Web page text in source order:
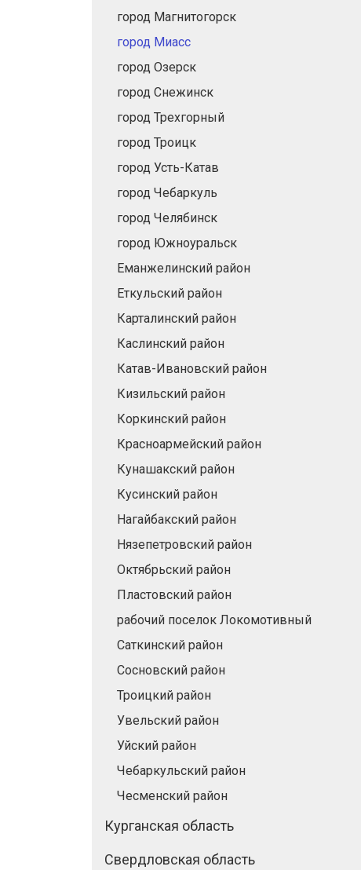
город Магнитогорск
город Миасс
город Озерск
город Снежинск
город Трехгорный
город Троицк
город Усть-Катав
город Чебаркуль
город Челябинск
город Южноуральск
Еманжелинский район
Еткульский район
Карталинский район
Каслинский район
Катав-Ивановский район
Кизильский район
Коркинский район
Красноармейский район
Кунашакский район
Кусинский район
Нагайбакский район
Нязепетровский район
Октябрьский район
Пластовский район
рабочий поселок Локомотивный
Саткинский район
Сосновский район
Троицкий район
Увельский район
Уйский район
Чебаркульский район
Чесменский район
Курганская область
Свердловская область